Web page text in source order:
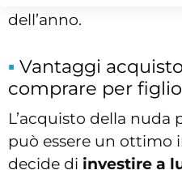
dell’anno.
Vantaggi
comprare per
L’acquisto della
può essere un ottimo
decide di investire a